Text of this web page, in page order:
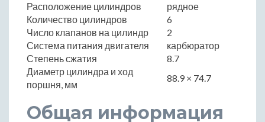
Расположение цилиндров
рядное
Количество цилиндров
6
Число клапанов на цилиндр
2
Система питания двигателя
карбюратор
Степень сжатия
8.7
Диаметр цилиндра и ход
поршня, мм
88.9 × 74.7
Общая информация